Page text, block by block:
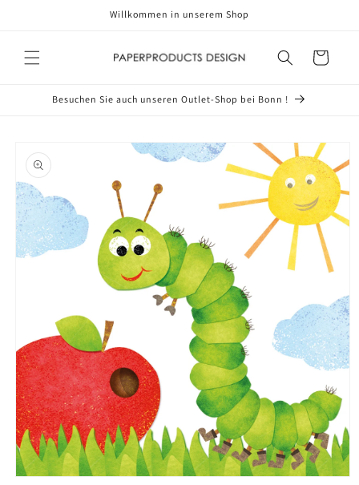
Willkommen in unserem Shop
Warenkorb
Besuchen Sie auch unseren Outlet-Shop bei Bonn !